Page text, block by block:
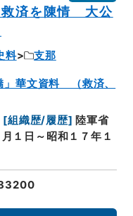
救済を陳情 大公
料
支那
華文資料 （救済、
[組織歴/履歴] 陸軍省
１日～昭和１７年１